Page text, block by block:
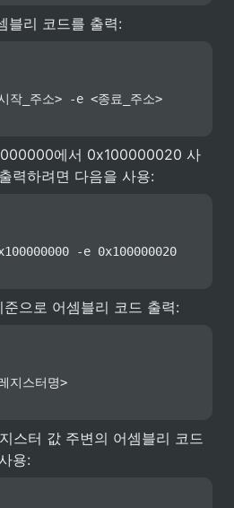
블리 코드를 출력:
_주소> -e <종료_주소>
에서 0x100000020 사
력하려면 다음을 사용:
-e 0x100000020
으로 어셈블리 코드 출력:
스터명>
스터 값 주변의 어셈블리 코드
용: